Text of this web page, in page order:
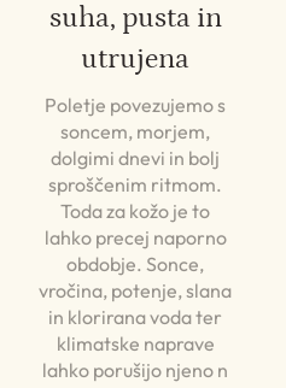
suha, pusta in
utrujena
Poletje povezujemo s
soncem, morjem,
dolgimi dnevi in bolj
sproščenim ritmom.
Toda za kožo je to
lahko precej naporno
obdobje. Sonce,
vročina, potenje, slana
in klorirana voda ter
klimatske naprave
lahko porušijo njeno n